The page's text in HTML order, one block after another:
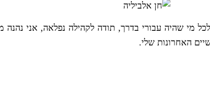
מי שהיה עבורי בדרך, תודה לקהילה נפלאה, אני
האחרונות שלי.